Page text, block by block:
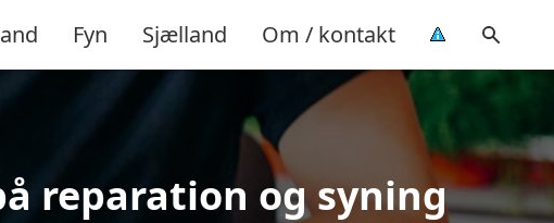
Fyn Sjælland Om / kontakt
reparation og syning